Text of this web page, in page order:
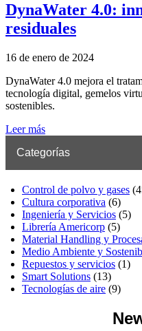
DynaWater 4.0:
residuales
16 de enero de 2024
DynaWater 4.0 mejora el
tecnología digital, gemelos
sostenibles.
Leer más
Categorías
Control de polvo y gases
Cultura corporativa (6)
Ingeniería y Servicios (5)
Librería Americorp (5)
Material Handling y
Medio Ambiente y
Repuestos y servicios (1)
Smart Solutions (13)
Tecnologías de aire (9)